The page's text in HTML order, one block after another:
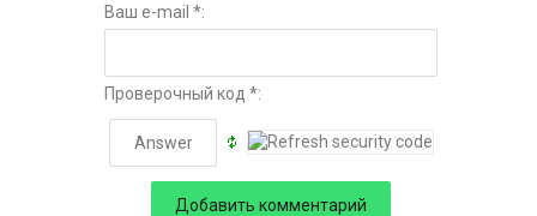
Ваш e-mail *:
Проверочный код *: